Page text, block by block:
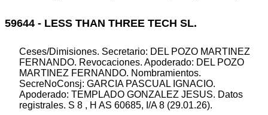
59644 - LESS THAN THREE TECH SL.
Ceses/Dimisiones. Secretario: DEL POZO MARTINEZ
FERNANDO. Revocaciones. Apoderado: DEL POZO
MARTINEZ FERNANDO. Nombramientos.
SecreNoConsj: GARCIA PASCUAL IGNACIO.
Apoderado: TEMPLADO GONZALEZ JESUS. Datos
registrales. S 8 , H AS 60685, I/A 8 (29.01.26).